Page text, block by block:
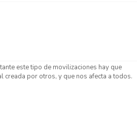
este tipo de movilizaciones hay que
por otros, y que nos afecta a todos.